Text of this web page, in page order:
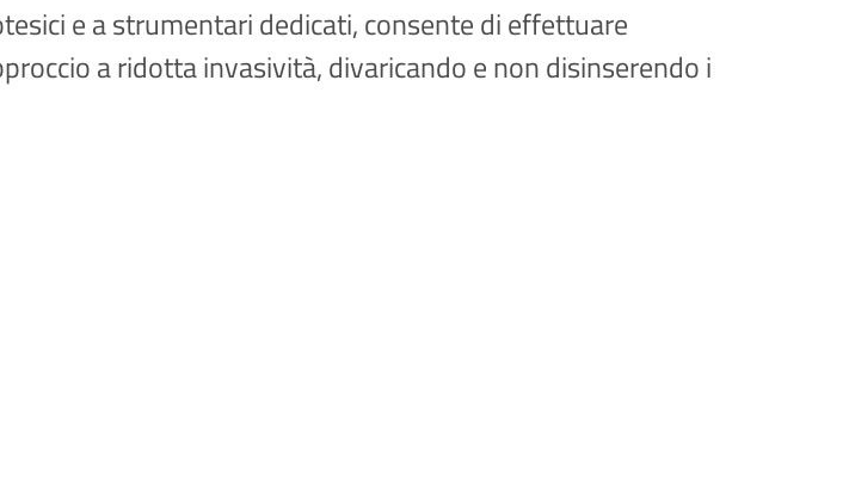
e a strumentari dedicati, consente di effettuare
a ridotta invasività, divaricando e non disinserendo i